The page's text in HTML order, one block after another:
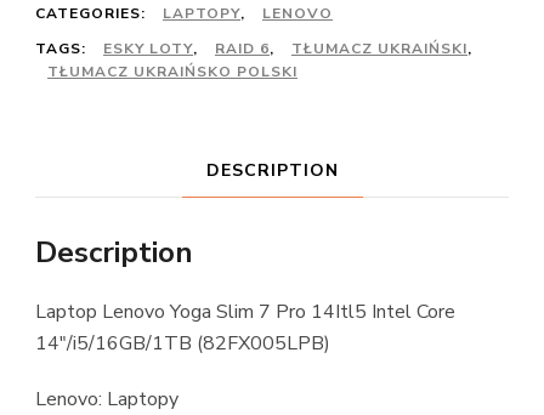
CATEGORIES:
LAPTOPY,
LENOVO
TAGS:
ESKY LOTY, RAID 6, TŁUMACZ UKRAIŃSKI,
TŁUMACZ UKRAIŃSKO POLSKI
DESCRIPTION
Description
Laptop Lenovo Yoga Slim 7 Pro 14Itl5 Intel Core
14″/i5/16GB/1TB (82FX005LPB)
Lenovo: Laptopy